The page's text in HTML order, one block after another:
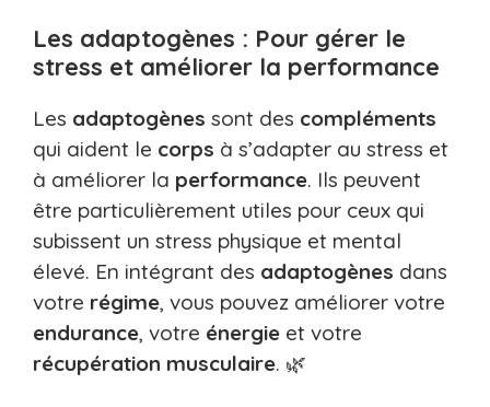
Les adaptogènes : Pour gérer le
stress et améliorer la performance
Les adaptogènes sont des compléments
qui aident le corps à s’adapter au stress et
à améliorer la performance. Ils peuvent
être particulièrement utiles pour ceux qui
subissent un stress physique et mental
élevé. En intégrant des adaptogènes dans
votre régime, vous pouvez améliorer votre
endurance, votre énergie et votre
récupération musculaire. 🌿